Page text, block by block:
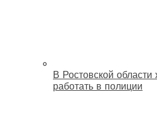
В Ростовской
работать в полиции